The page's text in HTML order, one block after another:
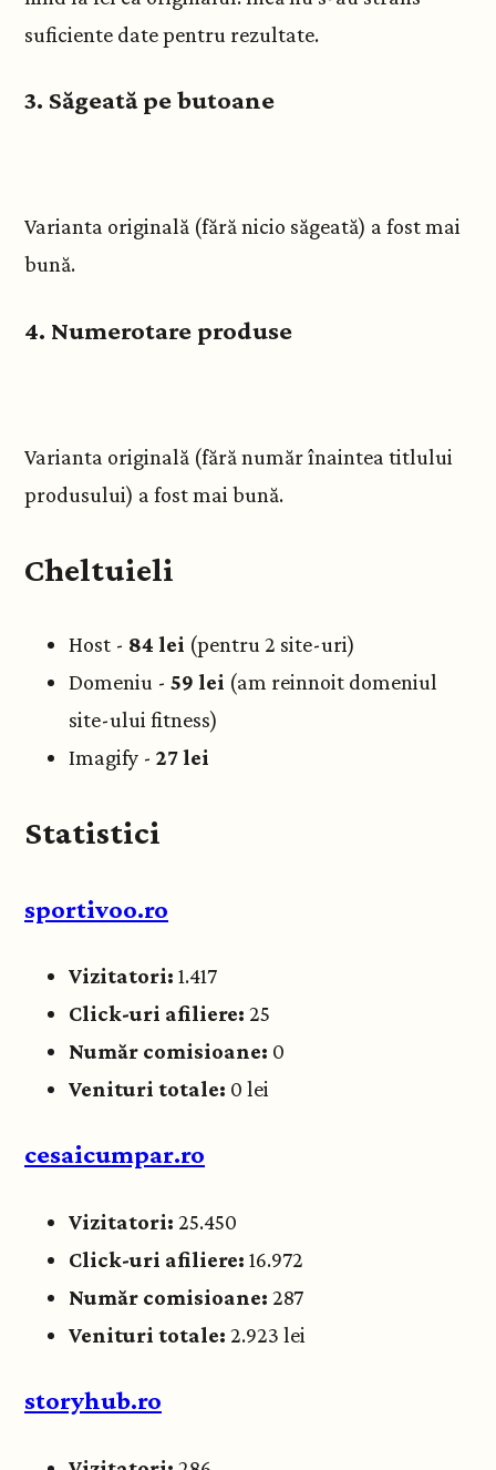
suficiente date pentru rezultate.
3. Săgeată pe butoane
Varianta originală (fără nicio săgeată) a fost mai
bună.
4. Numerotare produse
Varianta originală (fără număr înaintea titlului
produsului) a fost mai bună.
Cheltuieli
Host - 84 lei (pentru 2 site-uri)
Domeniu - 59 lei (am reinnoit domeniul
site-ului fitness)
Imagify - 27 lei
Statistici
sportivoo.ro
Vizitatori: 1.417
Click-uri afiliere: 25
Număr comisioane: 0
Venituri totale: 0 lei
cesaicumpar.ro
Vizitatori: 25.450
Click-uri afiliere: 16.972
Număr comisioane: 287
Venituri totale: 2.923 lei
storyhub.ro